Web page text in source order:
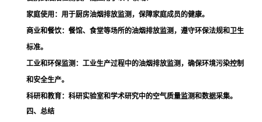
家庭使用 ：用于厨房油烟排放监测，保障家庭成员的健康。
商业和餐饮：餐馆、食堂等场所的油烟排放监测，遵守环保法规和卫生
标准。
工业和环保监测 ：工业生产过程中的油烟排放监测，确保环境污染控制
和安全生产。
科研和教育：科研实验室和学术研究中的空气质量监测和数据采集。
四、总结